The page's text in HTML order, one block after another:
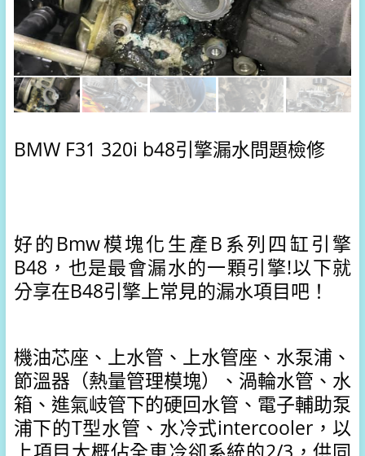
BMW F31 320i b48引擎漏水問題檢修
好的Bmw模塊化生產B系列四缸引擎
B48，也是最會漏水的一顆引擎!以下就
分享在B48引擎上常見的漏水項目吧！
機油芯座、上水管、上水管座、水泵浦、
節溫器（熱量管理模塊）、渦輪水管、水
箱、進氣岐管下的硬回水管、電子輔助泵
浦下的T型水管、水冷式intercooler，以